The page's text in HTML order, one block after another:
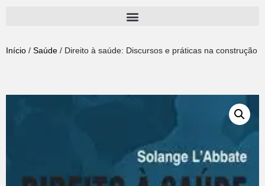
para
Início / Saúde / Direito à saúde: Discursos e práticas na construção